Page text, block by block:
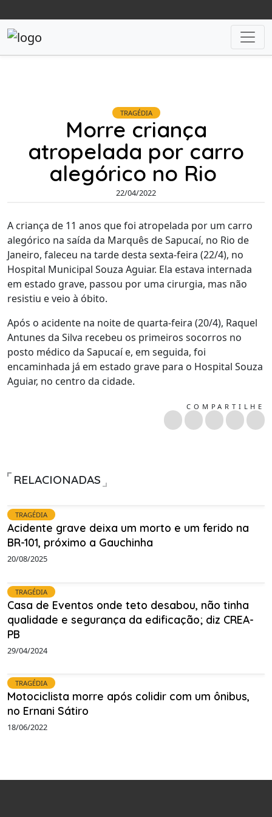
TRAGÉDIA
Morre criança
atropelada por carro
alegórico no Rio
22/04/2022
A criança de 11 anos que foi atropelada por um carro
alegórico na saída da Marquês de Sapucaí, no Rio de
Janeiro, faleceu na tarde desta sexta-feira (22/4), no
Hospital Municipal Souza Aguiar. Ela estava internada
em estado grave, passou por uma cirurgia, mas não
resistiu e veio à óbito.
Após o acidente na noite de quarta-feira (20/4), Raquel
Antunes da Silva recebeu os primeiros socorros no
posto médico da Sapucaí e, em seguida, foi
encaminhada já em estado grave para o Hospital Souza
Aguiar, no centro da cidade.
COMPARTILHE
RELACIONADAS
TRAGÉDIA
Acidente grave deixa um morto e um ferido na
BR-101, próximo a Gauchinha
20/08/2025
TRAGÉDIA
Casa de Eventos onde teto desabou, não tinha
qualidade e segurança da edificação; diz CREA-
PB
29/04/2024
TRAGÉDIA
Motociclista morre após colidir com um ônibus,
no Ernani Sátiro
18/06/2022